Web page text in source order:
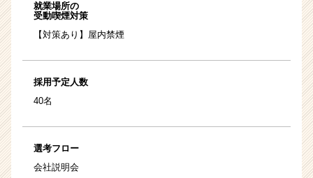
就業場所の
受動喫煙対策
【対策あり】屋内禁煙
採用予定人数
40名
選考フロー
会社説明会